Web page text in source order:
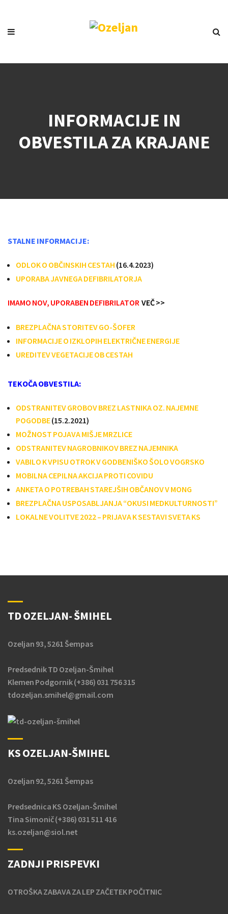
INFORMACIJE IN
OBVESTILA ZA KRAJANE
STALNE INFORMACIJE:
ODLOK O OBČINSKIH CESTAH (16.4.2023)
UPORABA JAVNEGA DEFIBRILATORJA
IMAMO NOV, UPORABEN DEFIBRILATOR VEČ >>
BREZPLAČNA STORITEV GO-ŠOFER
INFORMACIJE O IZKLOPIH ELEKTRIČNE ENERGIJE
UREDITEV VEGETACIJE OB CESTAH
TEKOČA OBVESTILA:
ODSTRANITEV GROBOV BREZ LASTNIKA OZ. NAJEMNE
POGODBE(15.2.2021)
MOŽNOST POJAVA MIŠJE MRZLICE
ODSTRANITEV NAGROBNIKOV BREZ NAJEMNIKA
VABILO K VPISU OTROK V GODBENIŠKO ŠOLO VOGRSKO
MOBILNA CEPILNA AKCIJA PROTI COVIDU
ANKETA O POTREBAH STAREJŠIH OBČANOV V MONG
BREZPLAČNA USPOSABLJANJA “OKUSI MEDKULTURNOSTI”
LOKALNE VOLITVE 2022 – PRIJAVA K SESTAVI SVETA KS
TD OZELJAN- ŠMIHEL
Ozeljan 93, 5261 Šempas
Predsednik TD Ozeljan-Šmihel
Klemen Podgornik (+386) 031 756 315
tdozeljan.smihel@gmail.com
KS OZELJAN-ŠMIHEL
Ozeljan 92, 5261 Šempas
Predsednica KS Ozeljan-Šmihel
Tina Simonič (+386) 031 511 416
ks.ozeljan@siol.net
ZADNJI PRISPEVKI
OTROŠKA ZABAVA ZA LEP ZAČETEK POČITNIC